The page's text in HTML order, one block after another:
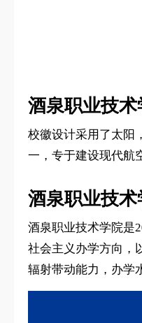
酒泉职业技术
校徽设计采用了太阳
一，专于建设现代航
酒泉职业技术
酒泉职业技术学院是
社会主义办学方向，
辐射带动能力，办学